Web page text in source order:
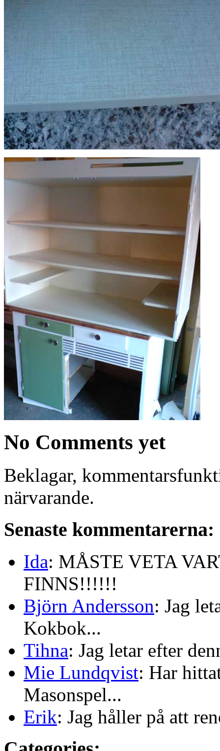
No Comments yet
Beklagar,
närvarande.
Senaste kommentarerna:
Ida: MÅSTE VETA
FINNS!!!!!!
Björn Andersson: Jag
Kokbok...
Tihna: Jag letar efter
Mie Lundqvist: Har
Masonspel...
Erik: Jag håller på att